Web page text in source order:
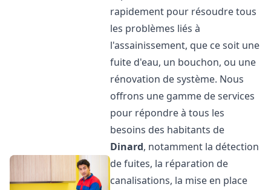
rapidement pour résoudre tous
les problèmes liés à
l'assainissement, que ce soit une
fuite d'eau, un bouchon, ou une
rénovation de système. Nous
offrons une gamme de services
pour répondre à tous les
besoins des habitants de
Dinard, notamment la détection
de fuites, la réparation de
canalisations, la mise en place